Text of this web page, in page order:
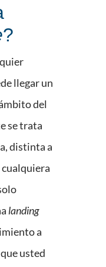
?
llegar un
del
se trata
distinta a
landing
a
usted